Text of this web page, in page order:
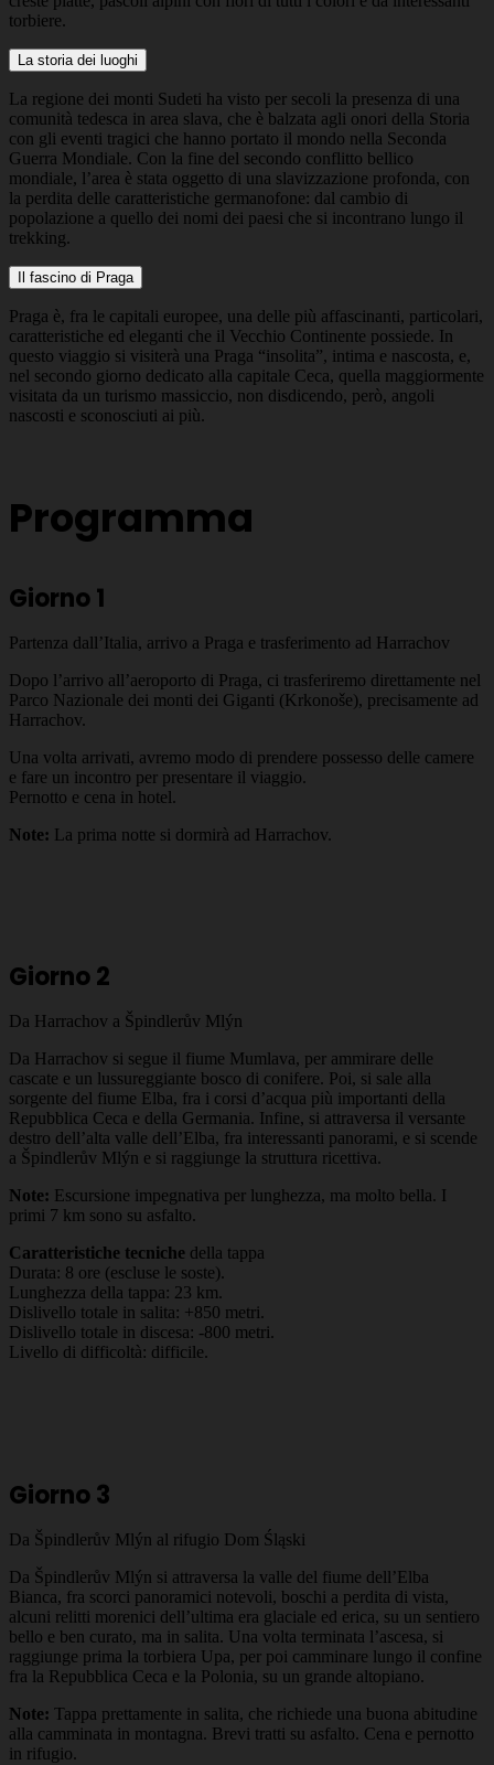
torbiere.
La storia dei luoghi
La regione dei monti Sudeti ha visto per secoli la presenza di una
comunità tedesca in area slava, che è balzata agli onori della Storia
con gli eventi tragici che hanno portato il mondo nella Seconda
Guerra Mondiale. Con la fine del secondo conflitto bellico
mondiale, l’area è stata oggetto di una slavizzazione profonda, con
la perdita delle caratteristiche germanofone: dal cambio di
popolazione a quello dei nomi dei paesi che si incontrano lungo il
trekking.
Il fascino di Praga
Praga è, fra le capitali europee, una delle più affascinanti, particolari,
caratteristiche ed eleganti che il Vecchio Continente possiede. In
questo viaggio si visiterà una Praga “insolita”, intima e nascosta, e,
nel secondo giorno dedicato alla capitale Ceca, quella maggiormente
visitata da un turismo massiccio, non disdicendo, però, angoli
nascosti e sconosciuti ai più.
Programma
Giorno 1
Partenza dall’Italia, arrivo a Praga e trasferimento ad Harrachov
Dopo l’arrivo all’aeroporto di Praga, ci trasferiremo direttamente nel
Parco Nazionale dei monti dei Giganti (Krkonoše), precisamente ad
Harrachov.
Una volta arrivati, avremo modo di prendere possesso delle camere
e fare un incontro per presentare il viaggio.
Pernotto e cena in hotel.
Note: La prima notte si dormirà ad Harrachov.
Giorno 2
Da Harrachov a Špindlerův Mlýn
Da Harrachov si segue il fiume Mumlava, per ammirare delle
cascate e un lussureggiante bosco di conifere. Poi, si sale alla
sorgente del fiume Elba, fra i corsi d’acqua più importanti della
Repubblica Ceca e della Germania. Infine, si attraversa il versante
destro dell’alta valle dell’Elba, fra interessanti panorami, e si scende
a Špindlerův Mlýn e si raggiunge la struttura ricettiva.
Note: Escursione impegnativa per lunghezza, ma molto bella. I
primi 7 km sono su asfalto.
Caratteristiche tecniche della tappa
Durata: 8 ore (escluse le soste).
Lunghezza della tappa: 23 km.
Dislivello totale in salita: +850 metri.
Dislivello totale in discesa: -800 metri.
Livello di difficoltà: difficile.
Giorno 3
Da Špindlerův Mlýn al rifugio Dom Śląski
Da Špindlerův Mlýn si attraversa la valle del fiume dell’Elba
Bianca, fra scorci panoramici notevoli, boschi a perdita di vista,
alcuni relitti morenici dell’ultima era glaciale ed erica, su un sentiero
bello e ben curato, ma in salita. Una volta terminata l’ascesa, si
raggiunge prima la torbiera Upa, per poi camminare lungo il confine
fra la Repubblica Ceca e la Polonia, su un grande altopiano.
Note: Tappa prettamente in salita, che richiede una buona abitudine
alla camminata in montagna. Brevi tratti su asfalto. Cena e pernotto
in rifugio.